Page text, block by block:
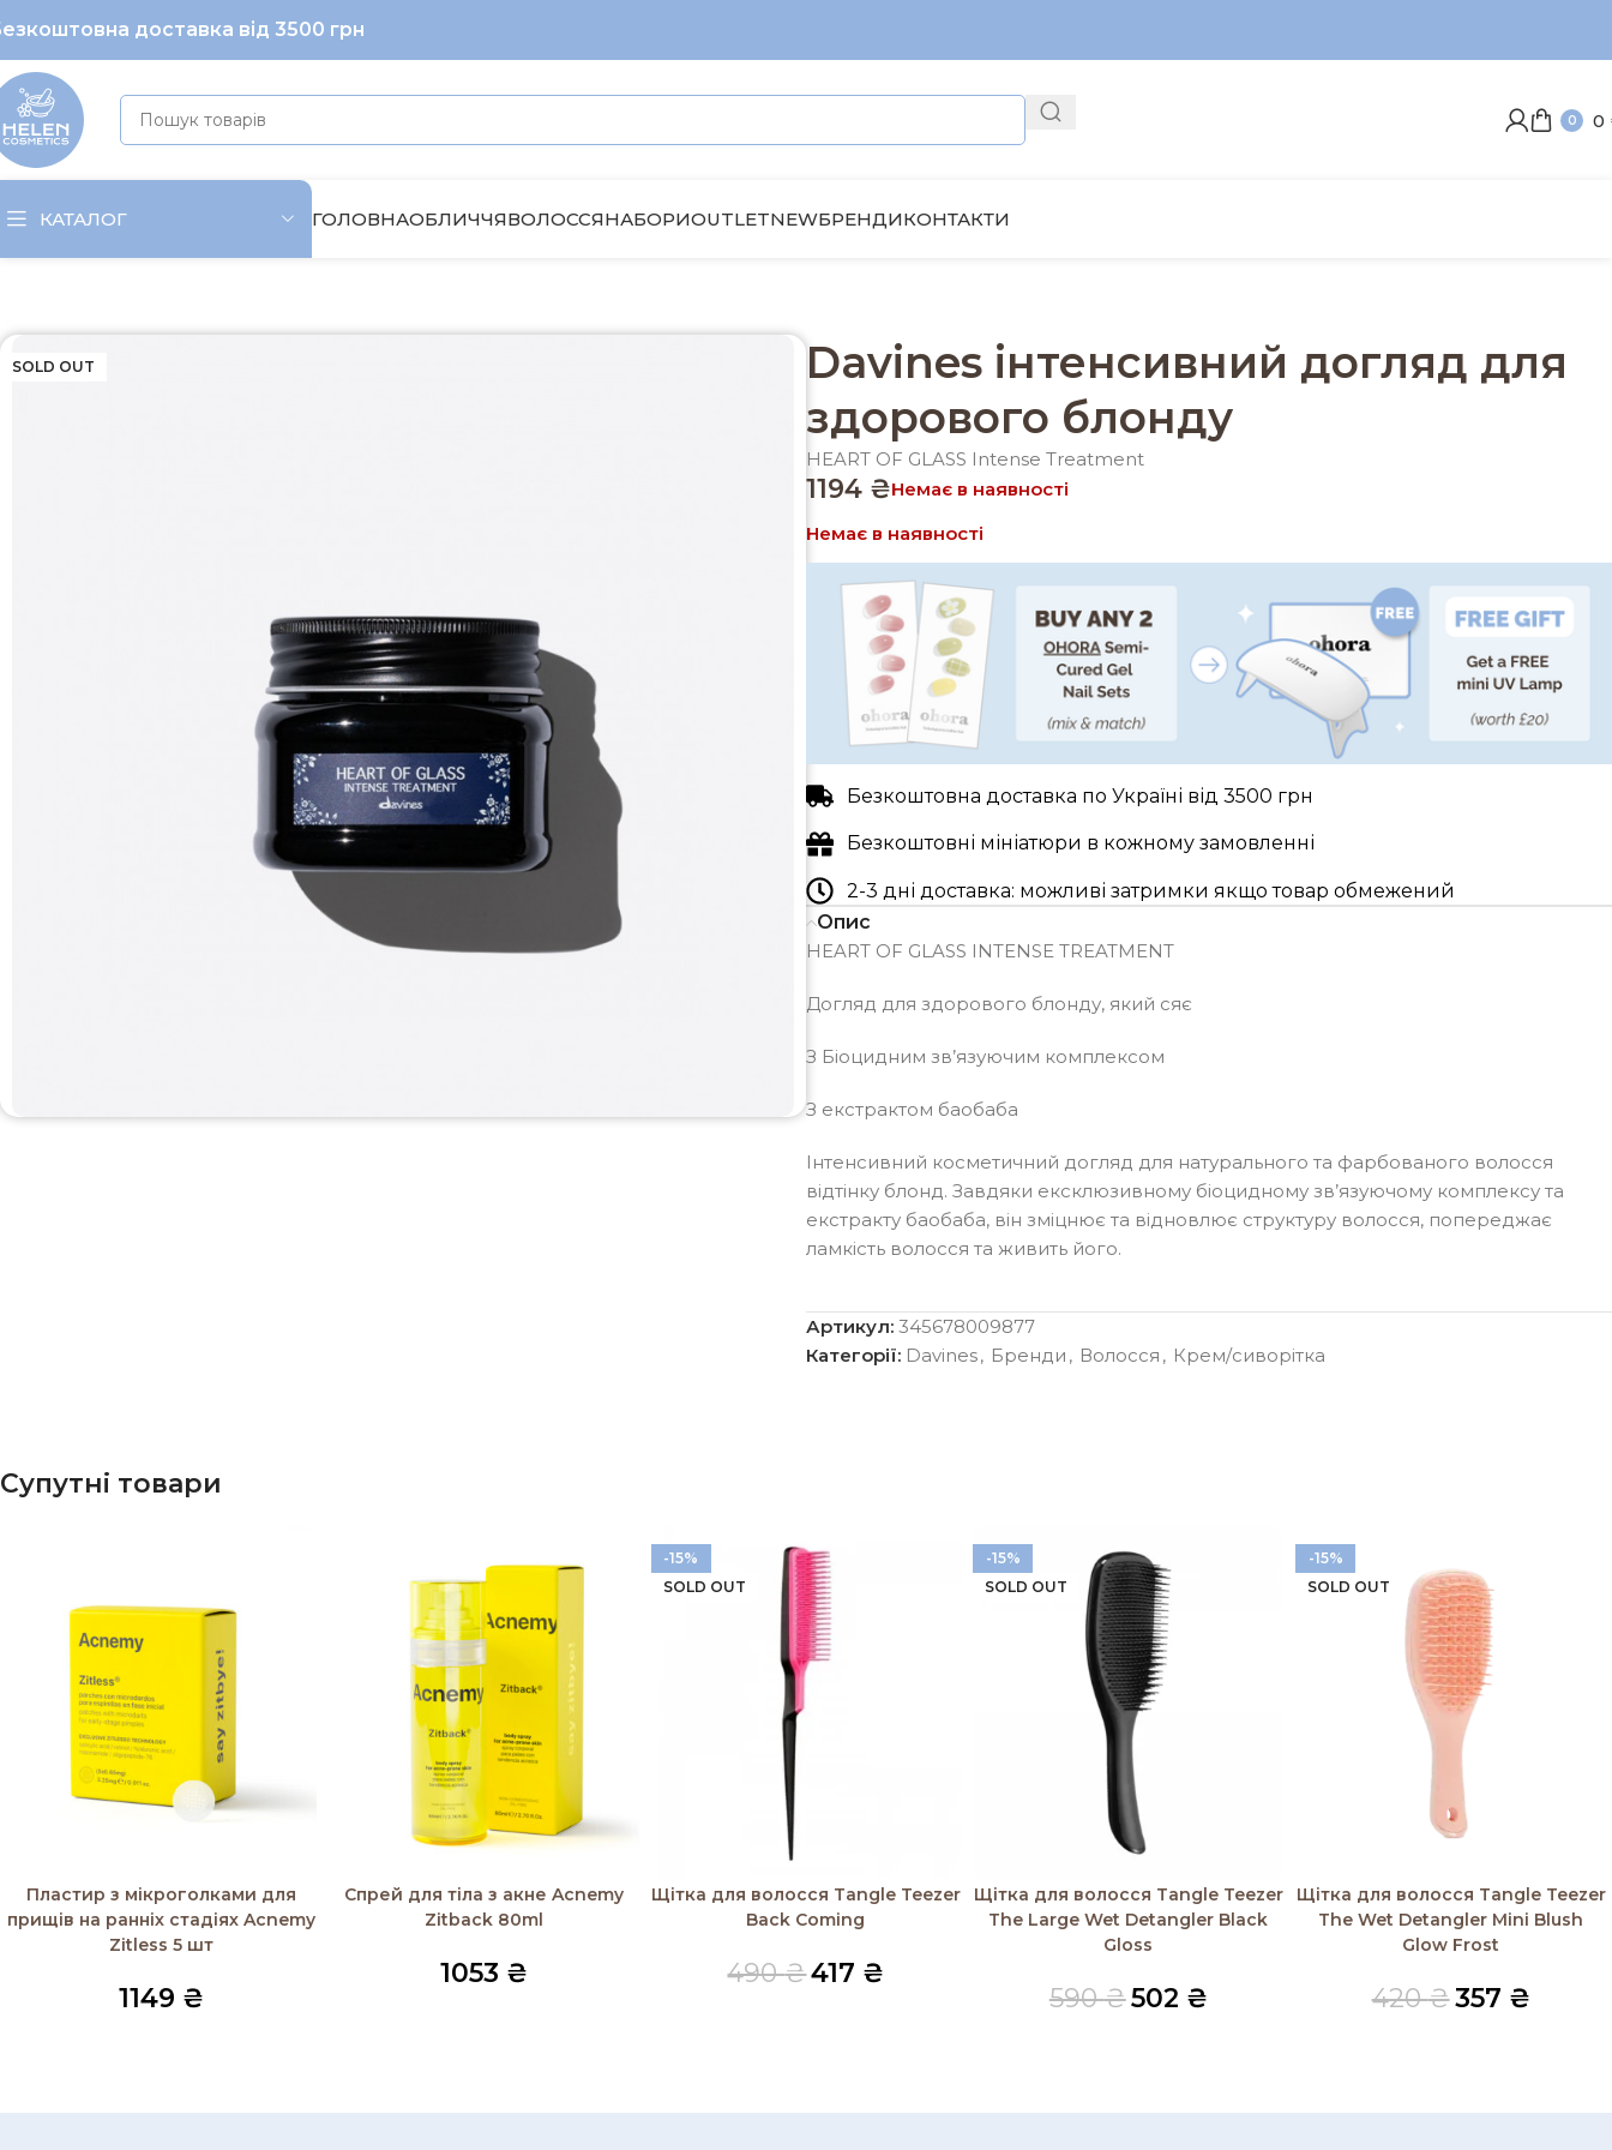
доставка від 3500 грн
0 0
КАТАЛОГ ГОЛОВНАОБЛИЧЧЯВОЛОССЯНАБОРИOUTLETNEWБРЕНДИКОНТАКТИ
SOLD OUT
Davines інтенсивний догляд для
здорового блонду
HEART OF GLASS Intense Treatment
1194 ₴Немає в наявності
Немає в наявності
Безкоштовна доставка по Україні від 3500 грн
Безкоштовні мініатюри в кожному замовленні
2-3 дні доставка: можливі затримки якщо товар обмежений
Опис
HEART OF GLASS INTENSE TREATMENT
Догляд для здорового блонду, який сяє
З Біоцидним зв’язуючим комплексом
З екстрактом баобаба
Інтенсивний косметичний догляд для натурального та фарбованого волосся
відтінку блонд. Завдяки ексклюзивному біоцидному зв’язуючому комплексу та
екстракту баобаба, він зміцнює та відновлює структуру волосся, попереджає
ламкість волосся та живить його.
Артикул: 345678009877
Категорії: Davines, Бренди , Волосся , Крем/сиворітка
Супутні товари
Додати в кошик
Пластир з мікроголками для
прищів на ранніх стадіях Acnemy
Zitless 5 шт
1149 ₴
Додати в кошик
Спрей для тіла з акне Acnemy
Zitback 80ml
1053 ₴
-15%
SOLD OUT
Читати далі
Щітка для волосся Tangle Teezer
Back Coming
490₴417 ₴
-15%
SOLD OUT
Читати далі
Щітка для волосся Tangle Teezer
The Large Wet Detangler Black
Gloss
590₴502 ₴
-15%
SOLD OUT
Читати далі
Щітка для волосся Tangle Teezer
The Wet Detangler Mini Blush
Glow Frost
420₴357 ₴